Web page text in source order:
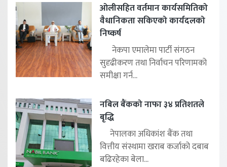
ओलीसहित वर्तमान कार्यसमितिको
वैधानिकता सकिएको कार्यदलको
निष्कर्ष
नेकपा एमालेमा पार्टी संगठन
सुदृढीकरण तथा निर्वाचन परिणामको
समीक्षा गर्न...
नबिल बैंकको नाफा ३४ प्रतिशतले
बृद्धि
नेपालका अधिकांश बैंक तथा
वित्तीय संस्थामा खराब कर्जाको दबाब
बढिरहेका बेला...